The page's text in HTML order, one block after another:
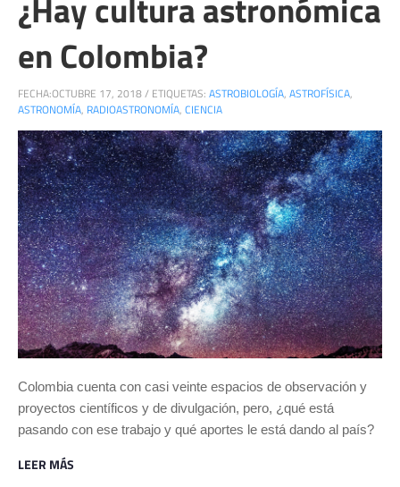
en Colombia?
FECHA:OCTUBRE 17, 2018/ ETIQUETAS: ASTROBIOLOGÍA, ASTROFÍSICA,
ASTRONOMÍA, RADIOASTRONOMÍA, CIENCIA
Colombia cuenta con casi veinte espacios de observación y
proyectos científicos y de divulgación, pero, ¿qué está
pasando con ese trabajo y qué aportes le está dando al país?
LEER MÁS